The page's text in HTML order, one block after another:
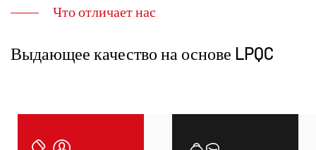
Что отличает нас
Выдающее качество на основе LPQC